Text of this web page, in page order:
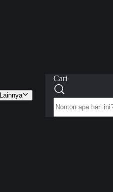
Lainnya
Cari